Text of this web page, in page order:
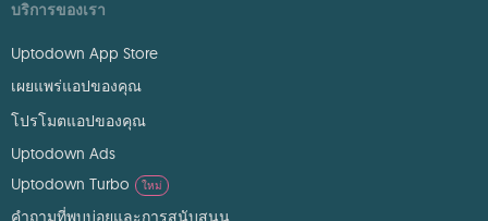
บริการของเรา
Uptodown App Store
เผยแพร่แอปของคุณ
โปรโมตแอปของคุณ
Uptodown Ads
Uptodown Turbo
ใหม่
คำถามที่พบบ่อยและการสนับสนุน